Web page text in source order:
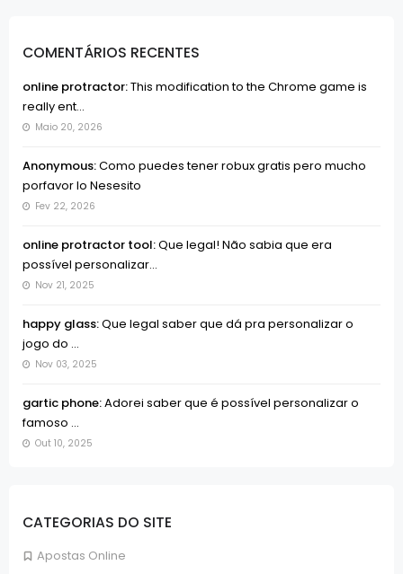
COMENTÁRIOS RECENTES
online protractor:This modification to the Chrome game is
really ent...
Maio 20, 2026
Anonymous:Como puedes tener robux gratis pero mucho
porfavor lo Nesesito
Fev 22, 2026
online protractor tool:Que legal! Não sabia que era
possível personalizar...
Nov 21, 2025
happy glass:Que legal saber que dá pra personalizar o
jogo do ...
Nov 03, 2025
gartic phone:Adorei saber que é possível personalizar o
famoso ...
Out 10, 2025
CATEGORIAS DO SITE
Apostas Online